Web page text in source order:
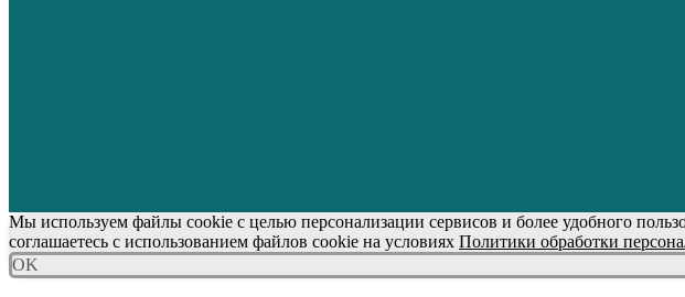
Мы используем файлы cookie с целью персонализации сервисов и более удобного
соглашаетесь с использованием файлов cookie на условиях Политики обработки
OK